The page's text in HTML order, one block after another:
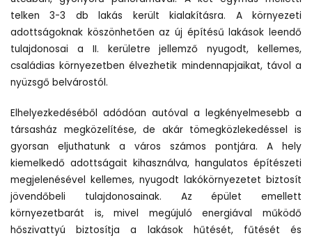
telken 3-3 db lakás került kialakításra. A környezeti
adottságoknak köszönhetően az új építésű lakások leendő
tulajdonosai a II. kerületre jellemző nyugodt, kellemes,
családias környezetben élvezhetik mindennapjaikat, távol a
nyüzsgő belvárostól.
Elhelyezkedéséből adódóan autóval a legkényelmesebb a
társasház megközelítése, de akár tömegközlekedéssel is
gyorsan eljuthatunk a város számos pontjára. A hely
kiemelkedő adottságait kihasználva, hangulatos építészeti
megjelenésével kellemes, nyugodt lakókörnyezetet biztosít
jövendőbeli tulajdonosainak. Az épület emellett
környezetbarát is, mivel megújuló energiával működő
hőszivattyú biztosítja a lakások hűtését, fűtését és